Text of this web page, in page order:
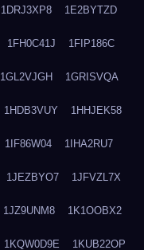
1DRJ3XP8 1E2BYTZD
1FH0C41J 1FIP186C
1GL2VJGH 1GRISVQA
1HDB3VUY 1HHJEK58
1IF86W04 1IHA2RU7
1JEZBYO7 1JFVZL7X
1JZ9UNM8 1K1OOBX2
1KQW0D9E 1KUB22OP